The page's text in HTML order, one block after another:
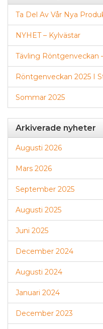
Ta Del Av Vår Nya
NYHET – Kylvästar
Tävling Röntgenveckan
Röntgenveckan 2025 I
Sommar 2025
Arkiverade nyheter
Augusti 2026
Mars 2026
September 2025
Augusti 2025
Juni 2025
December 2024
Augusti 2024
Januari 2024
December 2023